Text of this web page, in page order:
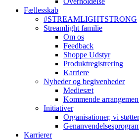
Fællesskab
#STREAMLIGHTSTRONG
Streamlight familie
Om os
Feedback
Shoppe Udstyr
Produktregistrering
Karriere
Nyheder og begivenheder
Mediesæt
Kommende
Initiativer
Organisationer, vi støtter
Karrierer